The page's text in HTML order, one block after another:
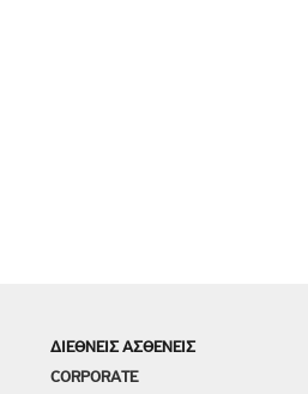
ΔΙΕΘΝΕΙΣ ΑΣΘΕΝΕΙΣ
CORPORATE